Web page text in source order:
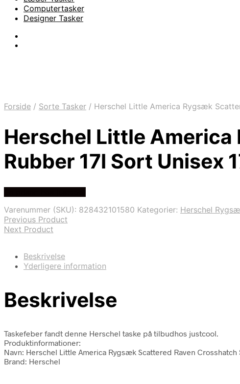
Computertasker
Designer Tasker
Forside / Sorte Tasker / Herschel Little America Rygsæk
Herschel Little
Rubber 17l Sort Unisex
Varenummer (SKU): 828432101580 Kategorier: Herschel
Previous Product
Next Product
Beskrivelse
Yderligere information
Beskrivelse
Taskefeber fandt denne Herschel taske på tilbudhos justcool.
Produktinformationer:
Navn: Herschel Little America Rygsæk Scattered Raven Crosshatch
Brand: Herschel